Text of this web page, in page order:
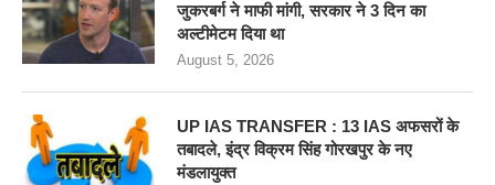
जुकरबर्ग ने माफी मांगी, सरकार ने 3 दिन का
अल्टीमेटम दिया था
August 5, 2026
UP IAS TRANSFER : 13 IAS अफसरों के
तबादले, इंद्र विक्रम सिंह गोरखपुर के नए
मंडलायुक्त